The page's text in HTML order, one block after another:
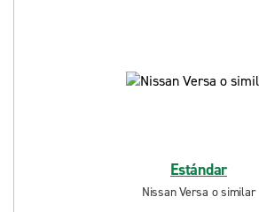
Estándar
Nissan Versa o similar